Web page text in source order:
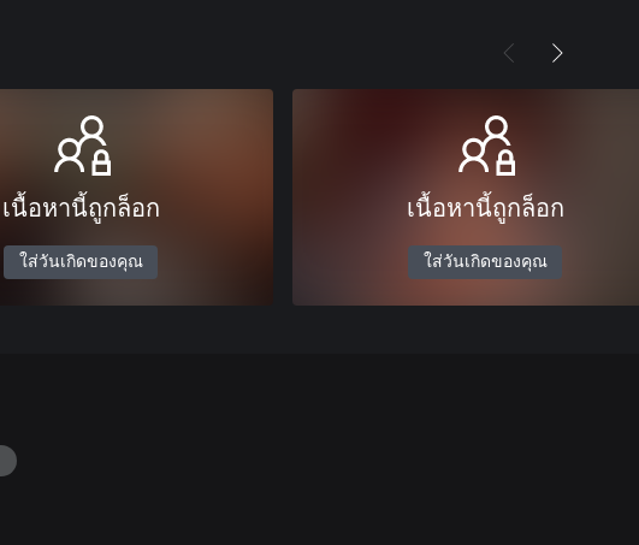
เนื้อหานี้ถูกล็อก
ใส่วันเกิดของคุณ
เนื้อหานี้ถูกล็อก
ใส่วันเกิดของคุณ